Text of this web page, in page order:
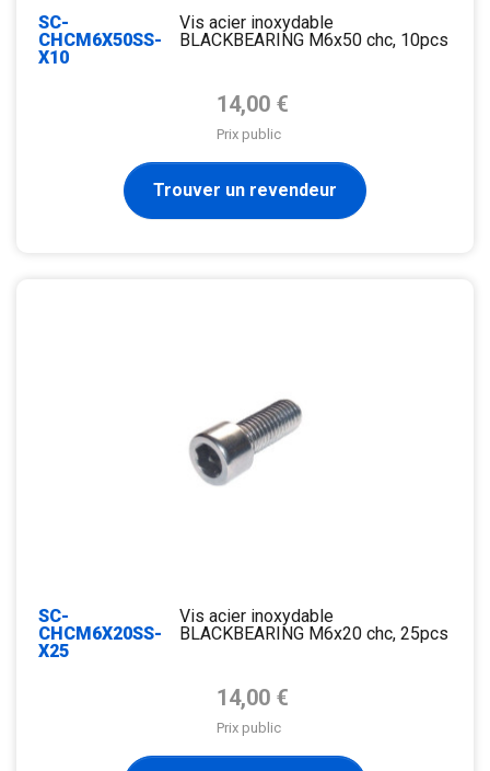
SC-
CHCM6X50SS-
X10
Vis acier inoxydable
BLACKBEARING M6x50 chc, 10pcs
Prix de base
14,00 €
Prix public
Trouver un revendeur
SC-
CHCM6X20SS-
X25
Vis acier inoxydable
BLACKBEARING M6x20 chc, 25pcs
Prix de base
14,00 €
Prix public